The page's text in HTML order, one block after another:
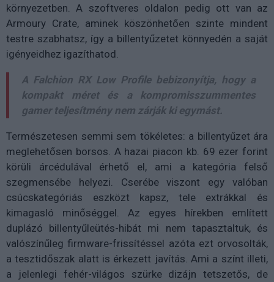
környezetben. A szoftveres oldalon pedig ott van az
Armoury Crate, aminek köszönhetően szinte mindent
testre szabhatsz, így a billentyűzetet könnyedén a saját
igényeidhez igazíthatod.
A Falchion RX Low Profile bebizonyítja, hogy a
kompakt méret és a kompromisszummentes
gamer teljesítmény nem zárják ki egymást.
Természetesen semmi sem tökéletes: a billentyűzet ára
meglehetősen borsos. A hazai piacon kb. 69 ezer forint
körüli árcédulával érhető el, ami a kategória felső
szegmensébe helyezi. Cserébe viszont egy valóban
csúcskategóriás eszközt kapsz, tele extrákkal és
kimagasló minőséggel. Az egyes hírekben említett
duplázó billentyűleütés-hibát mi nem tapasztaltuk, és
valószínűleg firmware-frissítéssel azóta ezt orvosolták,
a tesztidőszak alatt is érkezett javítás. Ami a színt illeti,
a jelenlegi fehér-világos szürke dizájn tetszetős, de